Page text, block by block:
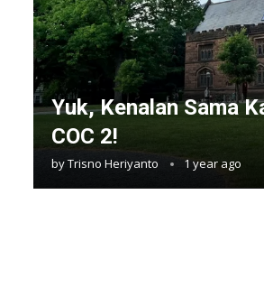
Yuk, Kenalan Sama
COC 2!
byTrisno Heriyanto 1 year ago